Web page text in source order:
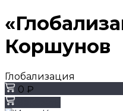
Коршунов
Глобализация
0 ₽